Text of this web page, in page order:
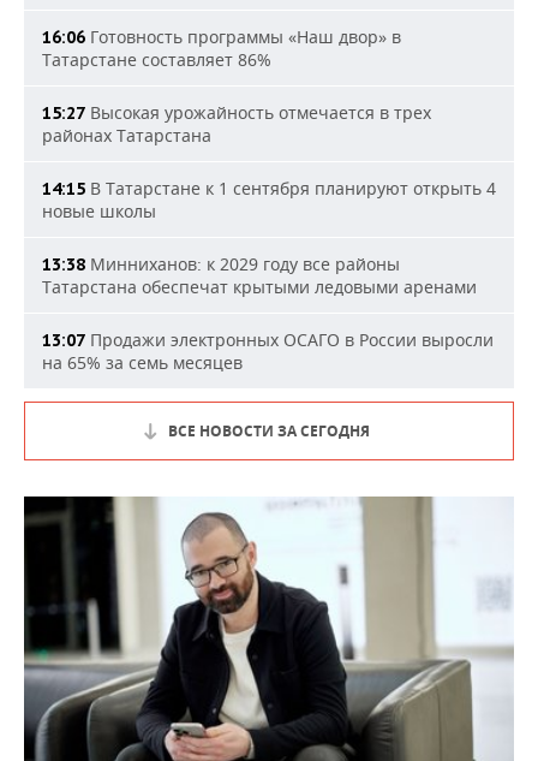
16:06 Готовность программы «Наш двор» в
Татарстане составляет 86%
15:27 Высокая урожайность отмечается в трех
районах Татарстана
14:15 В Татарстане к 1 сентября планируют открыть 4
новые школы
13:38 Минниханов: к 2029 году все районы
Татарстана обеспечат крытыми ледовыми аренами
13:07 Продажи электронных ОСАГО в России выросли
на 65% за семь месяцев
ВСЕ НОВОСТИ ЗА СЕГОДНЯ